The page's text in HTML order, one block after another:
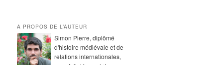
A PROPOS DE L’AUTEUR
Simon Pierre, diplômé
d'histoire médiévale et de
relations internationales,